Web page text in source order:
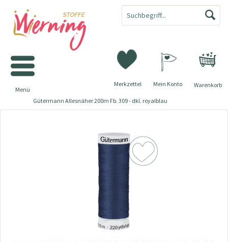
Warenkorb
Merkzettel Mein Konto
Menü
Gütermann Allesnäher 200m Fb. 309 - dkl. royalblau